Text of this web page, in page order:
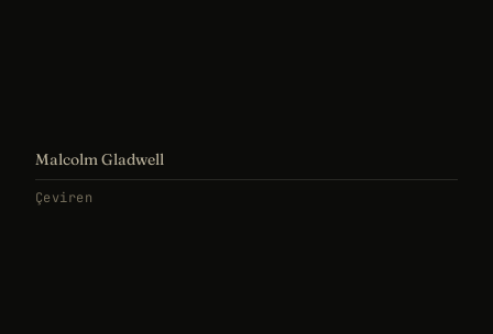
Malcolm Gladwell
Çeviren